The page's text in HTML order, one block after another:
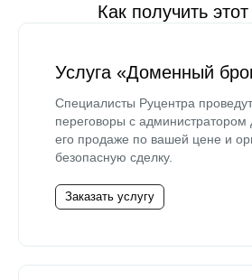
Как получить
Услуга «Доменный
Специалисты Руцентра проведут
переговоры с
его продаже по вашей цене и
безопасную сделку.
Заказать услугу